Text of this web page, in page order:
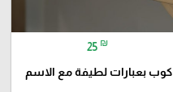
25 ₪
كوب بعبارات لطيفة مع الاسم